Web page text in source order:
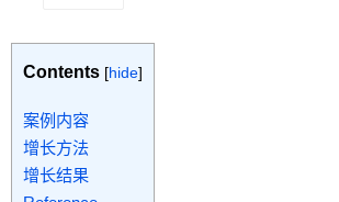
Contents [hide]
案例内容
增长方法
增长结果